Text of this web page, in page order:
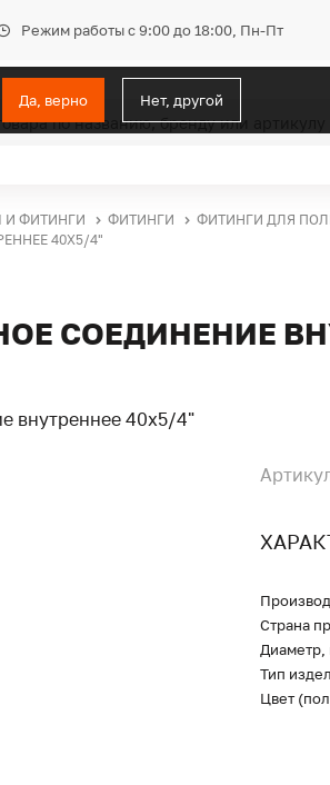
Режим работы с 9:00 до 18:00, Пн-Пт
Да, верно Нет, другой
И ФИТИНГИ ФИТИНГИ ФИТИНГИ ДЛЯ
40Х5/4"
СОЕДИНЕНИЕ
Страна
Тип
Цвет